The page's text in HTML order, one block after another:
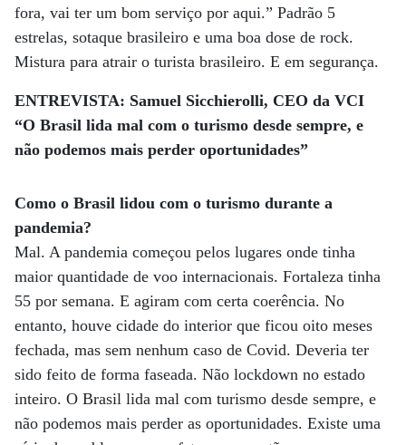
fora, vai ter um bom serviço por aqui.” Padrão 5
estrelas, sotaque brasileiro e uma boa dose de rock.
Mistura para atrair o turista brasileiro. E em segurança.
ENTREVISTA: Samuel Sicchierolli, CEO da VCI
“O Brasil lida mal com o turismo desde sempre, e
não podemos mais perder oportunidades”
Como o Brasil lidou com o turismo durante a
pandemia?
Mal. A pandemia começou pelos lugares onde tinha
maior quantidade de voo internacionais. Fortaleza tinha
55 por semana. E agiram com certa coerência. No
entanto, houve cidade do interior que ficou oito meses
fechada, mas sem nenhum caso de Covid. Deveria ter
sido feito de forma faseada. Não lockdown no estado
inteiro. O Brasil lida mal com turismo desde sempre, e
não podemos mais perder as oportunidades. Existe uma